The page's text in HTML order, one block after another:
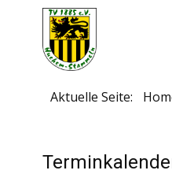
Aktuelle Seite: